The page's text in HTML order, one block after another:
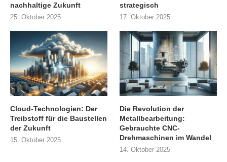
nachhaltige Zukunft
25. Oktober 2025
strategisch
17. Oktober 2025
Cloud-Technologien: Der
Treibstoff für die Baustellen
der Zukunft
15. Oktober 2025
Die Revolution der
Metallbearbeitung:
Gebrauchte CNC-
Drehmaschinen im Wandel
14. Oktober 2025